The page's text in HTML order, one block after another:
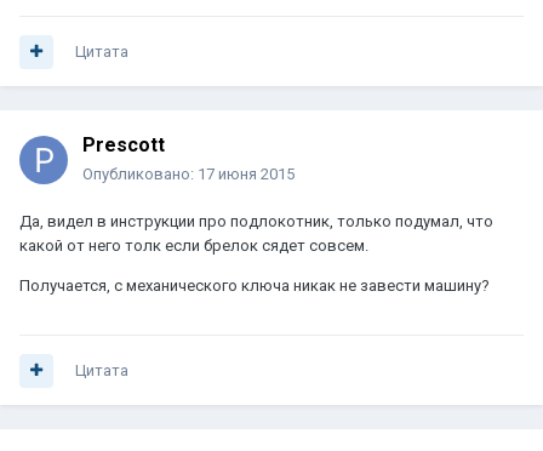
Цитата
Prescott
Опубликовано: 17 июня 2015
Да, видел в инструкции про подлокотник, только подумал, что
какой от него толк если брелок сядет совсем.
Получается, с механического ключа никак не завести машину?
Цитата